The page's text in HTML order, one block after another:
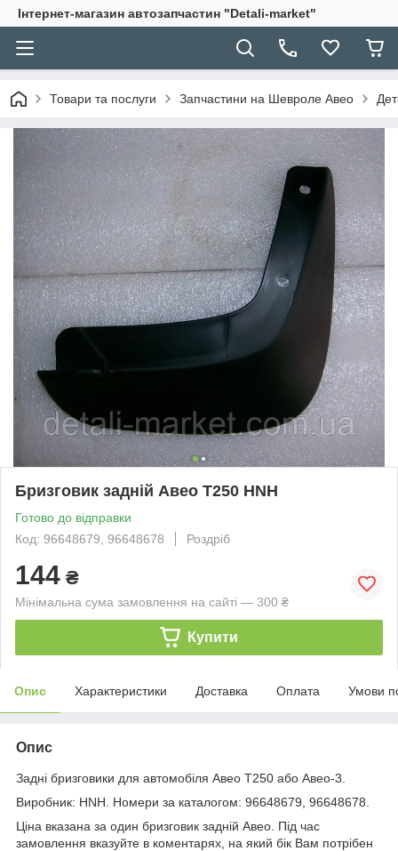
Інтернет-магазин автозапчастин "Detali-market"
Товари та послуги Запчастини на Шевроле Авео
Бризговик задній Авео Т250 HNH
Готово до відправки
Код: 96648679, 96648678
Роздріб
144 ₴
Мінімальна сума замовлення на сайті — 300 ₴
Купити
Опис Характеристики Доставка Оплата Умови
Опис
Задні бризговики для автомобіля Авео Т250 або Авео-3.
Виробник: HNH. Номери за каталогом: 96648679, 96648678.
Ціна вказана за один бризговик задній Авео. Під час
замовлення вказуйте в коментарях, на який бік Вам потрібен